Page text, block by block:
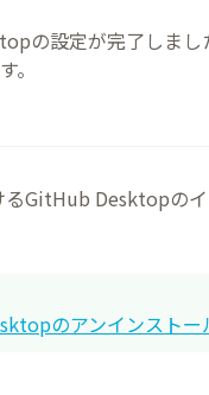
の設定が完了しまし
。
GitHub Desktopの
のアンインスト